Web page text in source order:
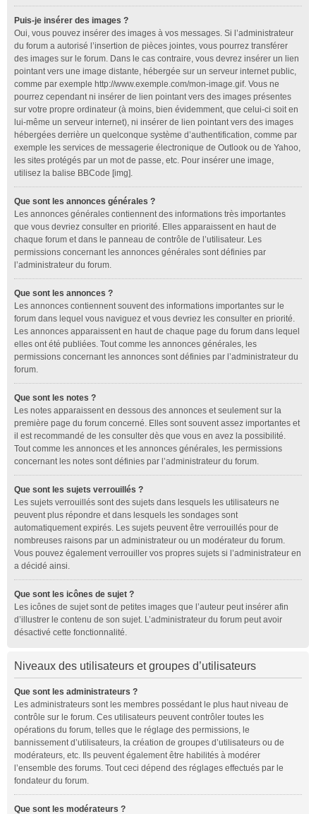
Puis-je insérer des images ?
Oui, vous pouvez insérer des images à vos messages. Si l’administrateur
du forum a autorisé l’insertion de pièces jointes, vous pourrez transférer
des images sur le forum. Dans le cas contraire, vous devrez insérer un lien
pointant vers une image distante, hébergée sur un serveur internet public,
comme par exemple http://www.exemple.com/mon-image.gif. Vous ne
pourrez cependant ni insérer de lien pointant vers des images présentes
sur votre propre ordinateur (à moins, bien évidemment, que celui-ci soit en
lui-même un serveur internet), ni insérer de lien pointant vers des images
hébergées derrière un quelconque système d’authentification, comme par
exemple les services de messagerie électronique de Outlook ou de Yahoo,
les sites protégés par un mot de passe, etc. Pour insérer une image,
utilisez la balise BBCode [img].
Que sont les annonces générales ?
Les annonces générales contiennent des informations très importantes
que vous devriez consulter en priorité. Elles apparaissent en haut de
chaque forum et dans le panneau de contrôle de l’utilisateur. Les
permissions concernant les annonces générales sont définies par
l’administrateur du forum.
Que sont les annonces ?
Les annonces contiennent souvent des informations importantes sur le
forum dans lequel vous naviguez et vous devriez les consulter en priorité.
Les annonces apparaissent en haut de chaque page du forum dans lequel
elles ont été publiées. Tout comme les annonces générales, les
permissions concernant les annonces sont définies par l’administrateur du
forum.
Que sont les notes ?
Les notes apparaissent en dessous des annonces et seulement sur la
première page du forum concerné. Elles sont souvent assez importantes et
il est recommandé de les consulter dès que vous en avez la possibilité.
Tout comme les annonces et les annonces générales, les permissions
concernant les notes sont définies par l’administrateur du forum.
Que sont les sujets verrouillés ?
Les sujets verrouillés sont des sujets dans lesquels les utilisateurs ne
peuvent plus répondre et dans lesquels les sondages sont
automatiquement expirés. Les sujets peuvent être verrouillés pour de
nombreuses raisons par un administrateur ou un modérateur du forum.
Vous pouvez également verrouiller vos propres sujets si l’administrateur en
a décidé ainsi.
Que sont les icônes de sujet ?
Les icônes de sujet sont de petites images que l’auteur peut insérer afin
d’illustrer le contenu de son sujet. L’administrateur du forum peut avoir
désactivé cette fonctionnalité.
Niveaux des utilisateurs et groupes d’utilisateurs
Que sont les administrateurs ?
Les administrateurs sont les membres possédant le plus haut niveau de
contrôle sur le forum. Ces utilisateurs peuvent contrôler toutes les
opérations du forum, telles que le réglage des permissions, le
bannissement d’utilisateurs, la création de groupes d’utilisateurs ou de
modérateurs, etc. Ils peuvent également être habilités à modérer
l’ensemble des forums. Tout ceci dépend des réglages effectués par le
fondateur du forum.
Que sont les modérateurs ?